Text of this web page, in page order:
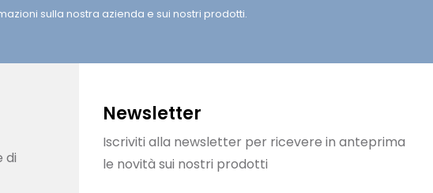
sulla nostra azienda e sui nostri prodotti.
di
Newsletter
Iscriviti alla newsletter per ricevere in anteprima
le novità sui nostri prodotti